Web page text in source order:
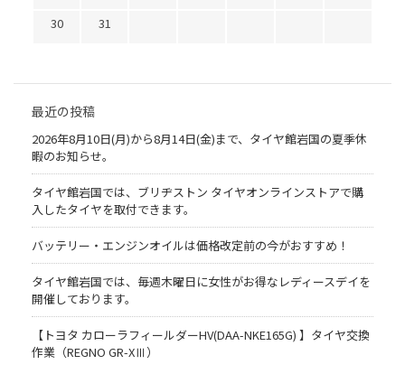
30
31
最近の投稿
2026年8月10日(月)から8月14日(金)まで、タイヤ館岩国の夏季休
暇のお知らせ。
タイヤ館岩国では、ブリヂストン タイヤオンラインストアで購
入したタイヤを取付できます。
バッテリー・エンジンオイルは価格改定前の今がおすすめ！
タイヤ館岩国では、毎週木曜日に女性がお得なレディースデイを
開催しております。
【トヨタ カローラフィールダーHV(DAA-NKE165G) 】タイヤ交換
作業（REGNO GR-XⅢ）